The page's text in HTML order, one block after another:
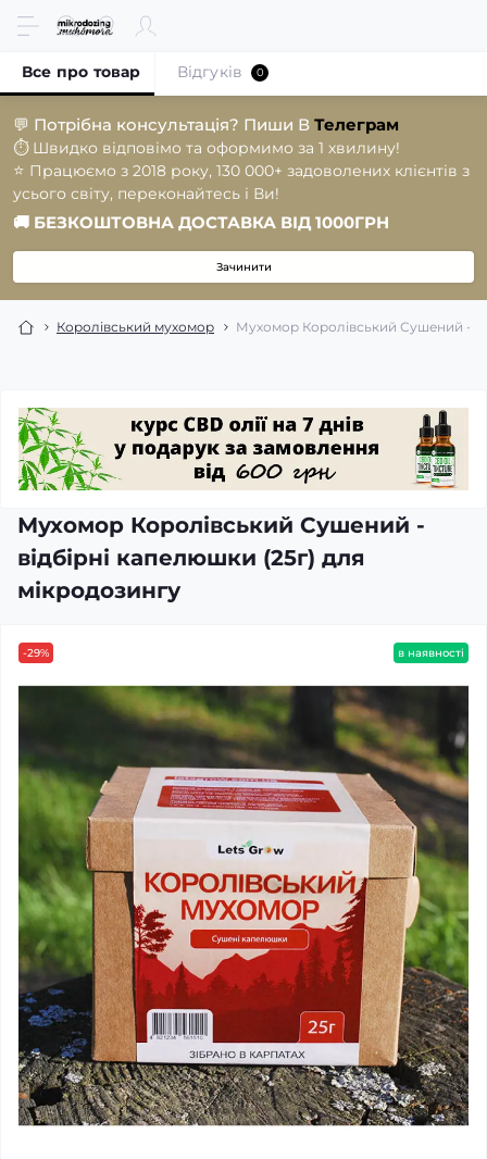
💬 Потрібна консультація? Пиши В Телеграм
⏱️ Швидко відповімо та оформимо за 1 хвилину!
⭐️ Працюємо з 2018 року, 130 000+ задоволених клієнтів з
усього світу, переконайтесь і Ви!
🚚 БЕЗКОШТОВНА ДОСТАВКА ВІД 1000ГРН
Зачинити
Королівський мухомор Мухомор Королівський Сушений -
Мухомор Королівський Сушений -
відбірні капелюшки (25г) для
мікродозингу
Все про товар Відгуків 0
-29% в наявності